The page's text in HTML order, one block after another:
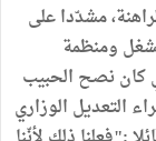
مشدّدا على
ومنظمة
كان نصح الحبيب
التعديل الوزاري